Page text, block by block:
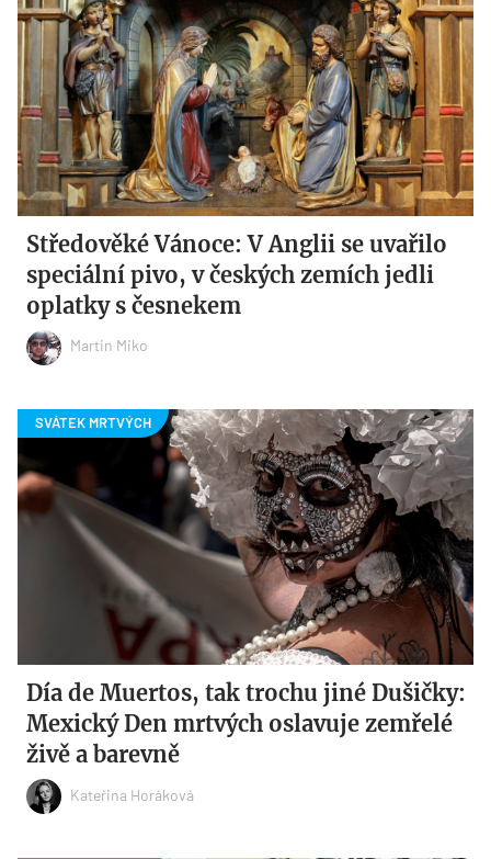
Středověké Vánoce: V Anglii se uvařilo
speciální pivo, v českých zemích jedli
oplatky s česnekem
Martin Miko
Día de Muertos, tak trochu jiné Dušičky:
Mexický Den mrtvých oslavuje zemřelé
živě a barevně
Kateřina Horáková